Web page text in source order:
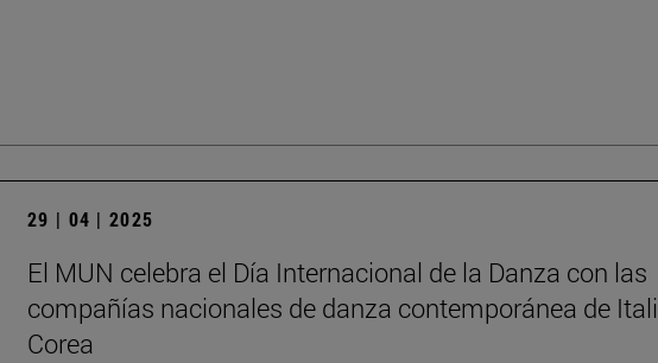
29 | 04 | 2025
El MUN celebra el Día Internacional de la Danza con las
compañías nacionales de danza contemporánea de
Corea